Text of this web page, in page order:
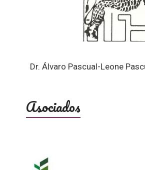
Dr. Álvaro Pascual-Leone
Asociados